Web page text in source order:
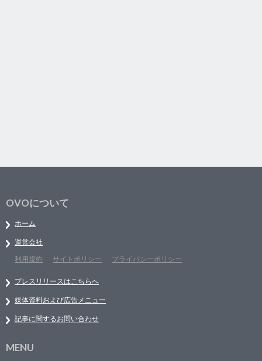
OVOについて
ホーム
運営会社
利用規約
サイトポリシー プライバシーポリシー
プレスリリースはこちらへ
媒体資料および広告メニュー
記事に関するお問い合わせ
MENU